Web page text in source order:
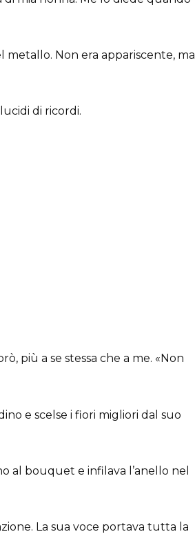
metallo. Non era appariscente, ma
di ricordi.
più a se stessa che a me. «Non
e scelse i fiori migliori dal suo
al bouquet e infilava l’anello nel
La sua voce portava tutta la